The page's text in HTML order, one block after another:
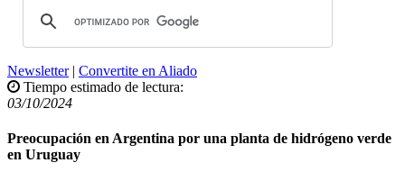
Newsletter| Convertite en Aliado
Tiempo estimado de lectura:
03/10/2024
Preocupación en Argentina por una planta de hidrógeno verde
en Uruguay